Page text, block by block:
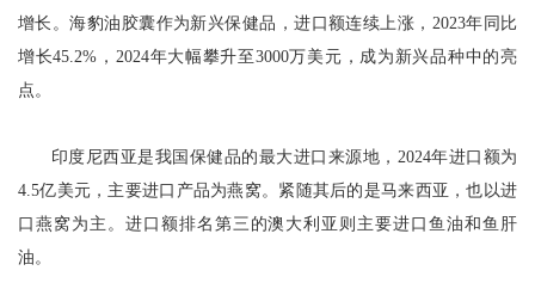
增长。海豹油胶囊作为新兴保健品，进口额连续上涨，2023年同比
增长45.2%，2024年大幅攀升至3000万美元，成为新兴品种中的亮
点。
印度尼西亚是我国保健品的最大进口来源地，2024年进口额为
4.5亿美元，主要进口产品为燕窝。紧随其后的是马来西亚，也以进
口燕窝为主。进口额排名第三的澳大利亚则主要进口鱼油和鱼肝
油。